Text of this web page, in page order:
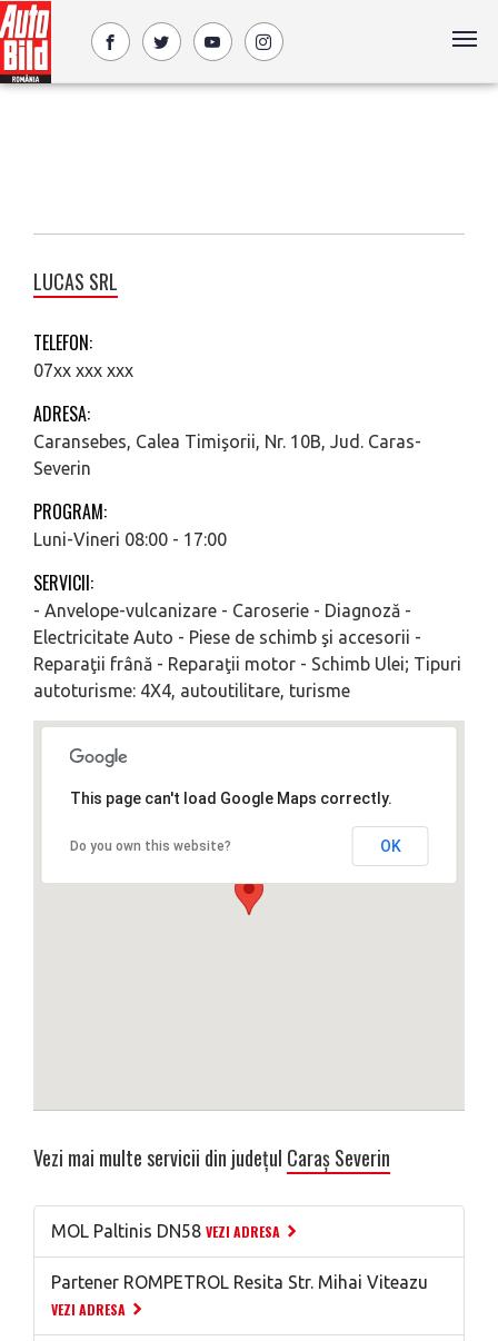
LUCAS SRL
TELEFON:
07xx xxx xxx
ADRESA:
Caransebes, Calea Timişorii, Nr. 10B, Jud. Caras-
Severin
PROGRAM:
Luni-Vineri 08:00 - 17:00
SERVICII:
- Anvelope-vulcanizare - Caroserie - Diagnoză -
Electricitate Auto - Piese de schimb şi accesorii -
Reparaţii frână - Reparaţii motor - Schimb Ulei; Tipuri
autoturisme: 4X4, autoutilitare, turisme
This page can't load Google Maps correctly.
Do you own this website? OK
Vezi mai multe servicii din județul Caraș Severin
MOL Paltinis DN58 VEZI ADRESA
Partener ROMPETROL Resita Str. Mihai Viteazu
VEZI ADRESA